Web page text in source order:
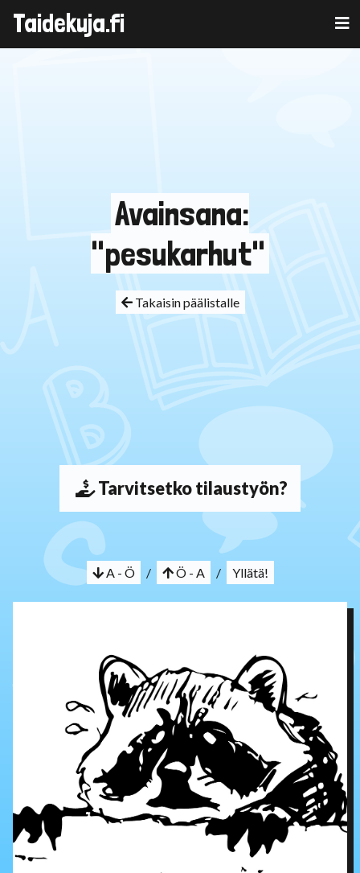
Skip
Taidekuja.fi
Avainsana:
"pesukarhut"
Takaisin päälistalle
Tarvitsetko tilaustyön?
A - Ö / Ö - A / Yllätä!